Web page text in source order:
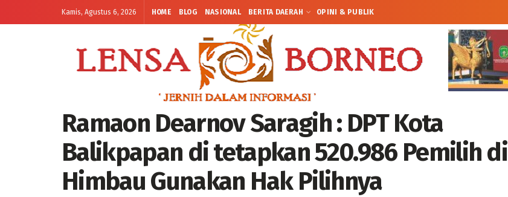
Kamis, Agustus 6, 2026 HOME BLOG NASIONAL BERITA DAERAH OPINI & PUBLIK
Ramaon Dearnov Saragih : DPT Kota
Balikpapan di tetapkan 520.986 Pemilih di
Himbau Gunakan Hak Pilihnya